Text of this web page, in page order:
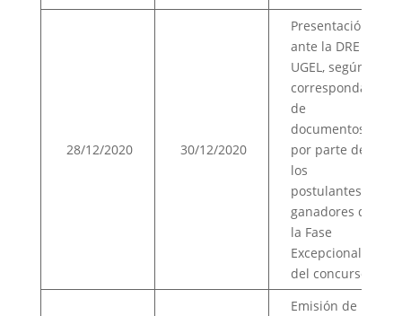
28/12/2020 30/12/2020
Presentación
ante la DRE o
UGEL, según
corresponda,
de
documentos
por parte de
los
postulantes
ganadores de
la Fase
Excepcional
del concurso..
Emisión de